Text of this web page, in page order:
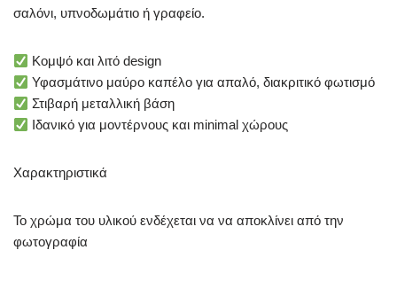
σαλόνι, υπνοδωμάτιο ή γραφείο.
Κομψό και λιτό design
Υφασμάτινο μαύρο καπέλο για απαλό, διακριτικό φωτισμό
Στιβαρή μεταλλική βάση
Ιδανικό για μοντέρνους και minimal χώρους
Χαρακτηριστικά
Το χρώμα του υλικού ενδέχεται να να αποκλίνει από την
φωτογραφία